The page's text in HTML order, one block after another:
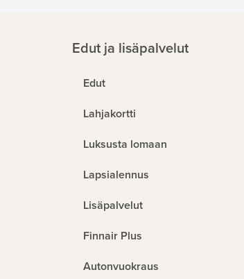
Edut ja lisäpalvelut
Edut
Lahjakortti
Luksusta lomaan
Lapsialennus
Lisäpalvelut
Finnair Plus
Autonvuokraus